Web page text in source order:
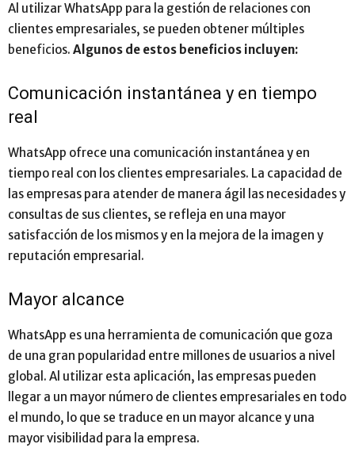
Al utilizar WhatsApp para la gestión de relaciones con
clientes empresariales, se pueden obtener múltiples
beneficios. Algunos de estos beneficios incluyen:
Comunicación instantánea y en tiempo
real
WhatsApp ofrece una comunicación instantánea y en
tiempo real con los clientes empresariales. La capacidad de
las empresas para atender de manera ágil las necesidades y
consultas de sus clientes, se refleja en una mayor
satisfacción de los mismos y en la mejora de la imagen y
reputación empresarial.
Mayor alcance
WhatsApp es una herramienta de comunicación que goza
de una gran popularidad entre millones de usuarios a nivel
global. Al utilizar esta aplicación, las empresas pueden
llegar a un mayor número de clientes empresariales en todo
el mundo, lo que se traduce en un mayor alcance y una
mayor visibilidad para la empresa.